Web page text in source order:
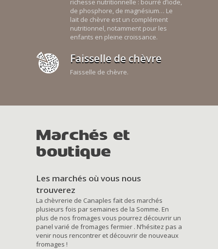
richesse nutritionnelle : bourré d’iode,
de phosphore, de magnésium… Le
lait de chèvre est un complément
nutritionnel, notamment pour les
enfants en pleine croissance.
Faisselle de chèvre
Faisselle de chèvre.
Marchés et
boutique
Les marchés où vous nous
trouverez
La chèvrerie de Canaples fait des marchés
plusieurs fois par semaines de la Somme. En
plus de nos fromages vous pourrez découvrir un
panel varié de fromages fermier . N’hésitez pas a
venir nous rencontrer et découvrir de nouveaux
fromages !